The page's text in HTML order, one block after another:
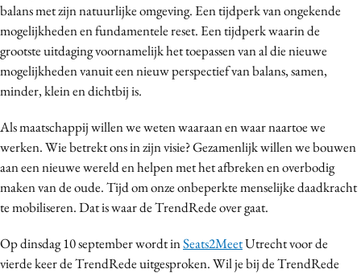
balans met zijn natuurlijke omgeving. Een tijdperk van ongekende
mogelijkheden en fundamentele reset. Een tijdperk waarin de
grootste uitdaging voornamelijk het toepassen van al die nieuwe
mogelijkheden vanuit een nieuw perspectief van balans, samen,
minder, klein en dichtbij is.
Als maatschappij willen we weten waaraan en waar naartoe we
werken. Wie betrekt ons in zijn visie? Gezamenlijk willen we bouwen
aan een nieuwe wereld en helpen met het afbreken en overbodig
maken van de oude. Tijd om onze onbeperkte menselijke daadkracht
te mobiliseren. Dat is waar de TrendRede over gaat.
Op dinsdag 10 september wordt inSeats2MeetUtrecht voor de
vierde keer de TrendRede uitgesproken. Wil je bij de TrendRede